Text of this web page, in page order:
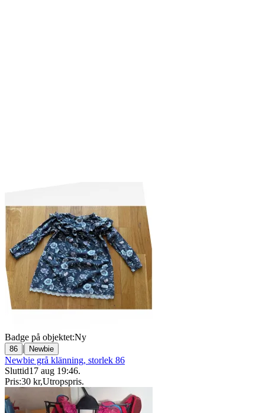
Badge på objektet:Ny
86 | Newbie
Newbie grå klänning, storlek 86
Sluttid17 aug 19:46.
Pris:30 kr,Utropspris.